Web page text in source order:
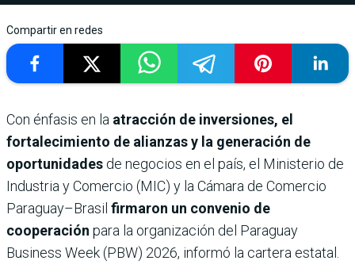
Compartir en redes
Con énfasis en la atracción de inversiones, el
fortalecimiento de alianzas y la generación de
oportunidades de negocios en el país, el Ministerio de
Industria y Comercio (MIC) y la Cámara de Comercio
Paraguay–Brasil firmaron un convenio de
cooperación para la organización del Paraguay
Business Week (PBW) 2026, informó la cartera estatal.